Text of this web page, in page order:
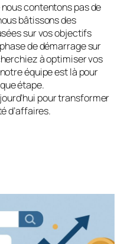
contentons pas de
bâtissons des
sur vos objectifs
de démarrage sur
à optimiser vos
équipe est là pour
étape.
pour transformer
d’affaires.